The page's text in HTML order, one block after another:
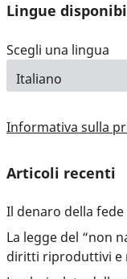
Lingue
Scegli una lingua
Informativa sulla
Articoli recenti
Il denaro della
La legge del “non
diritti riproduttivi e